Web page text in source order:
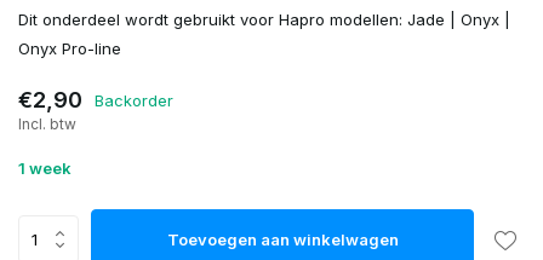
Dit onderdeel wordt gebruikt voor Hapro modellen: Jade | Onyx |
Onyx Pro-line
€2,90 Backorder
Incl. btw
1 week
Toevoegen aan winkelwagen